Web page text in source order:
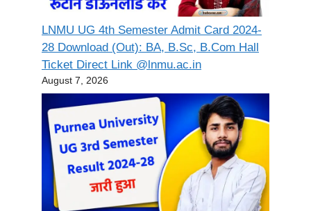
LNMU UG 4th Semester Admit Card 2024-
28 Download (Out): BA, B.Sc, B.Com Hall
Ticket Direct Link @lnmu.ac.in
August 7, 2026